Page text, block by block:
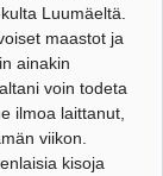
Luumäeltä.
maastot ja
ainakin
voin todeta
ilmoa laittanut,
viikon.
kisoja